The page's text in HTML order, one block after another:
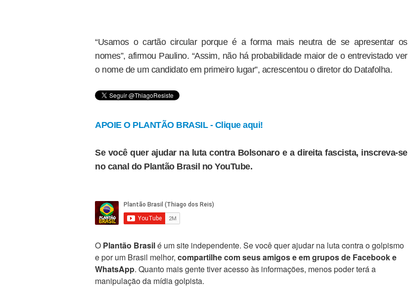
“Usamos o cartão circular porque é a forma mais neutra de se apresentar os
nomes”, afirmou Paulino. “Assim, não há probabilidade maior de o entrevistado ver
o nome de um candidato em primeiro lugar”, acrescentou o diretor do Datafolha.
APOIE O PLANTÃO BRASIL - Clique aqui!
Se você quer ajudar na luta contra Bolsonaro e a direita fascista, inscreva-se
no canal do Plantão Brasil no YouTube.
O Plantão Brasilé um site independente. Se você quer ajudar na luta contra o golpismo
e por um Brasil melhor, compartilhe com seus amigos e em grupos de Facebook e
WhatsApp. Quanto mais gente tiver acesso às informações, menos poder terá a
manipulação da mídia golpista.